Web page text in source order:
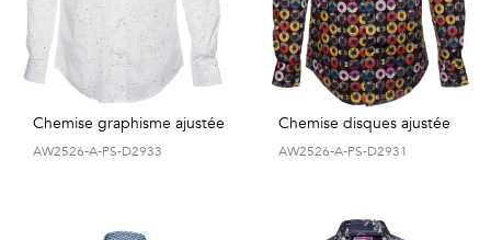
Chemise graphisme ajustée
AW2526-A-PS-D2933
Chemise disques ajustée
AW2526-A-PS-D2931